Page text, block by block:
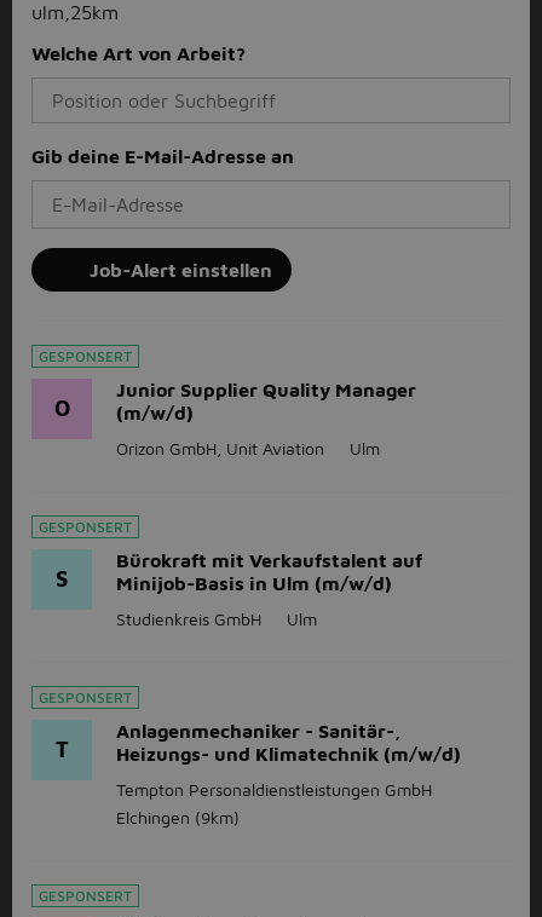
ulm,25km
Welche Art von Arbeit?
Gib deine E-Mail-Adresse an
Job-Alert einstellen
GESPONSERT
O
Junior Supplier Quality Manager
(m/w/d)
Orizon GmbH, Unit Aviation Ulm
GESPONSERT
S
Bürokraft mit Verkaufstalent auf
Minijob-Basis in Ulm (m/w/d)
Studienkreis GmbH Ulm
GESPONSERT
T
Anlagenmechaniker - Sanitär-,
Heizungs- und Klimatechnik (m/w/d)
Tempton Personaldienstleistungen GmbH
Elchingen (9km)
GESPONSERT